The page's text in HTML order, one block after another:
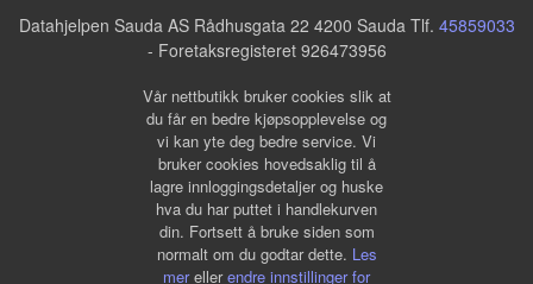
Datahjelpen Sauda AS Rådhusgata 22 4200 Sauda Tlf. 45859033
- Foretaksregisteret 926473956
Vår nettbutikk bruker cookies slik at
du får en bedre kjøpsopplevelse og
vi kan yte deg bedre service. Vi
bruker cookies hovedsaklig til å
lagre innloggingsdetaljer og huske
hva du har puttet i handlekurven
din. Fortsett å bruke siden som
normalt om du godtar dette. Les
merellerendre innstillinger for